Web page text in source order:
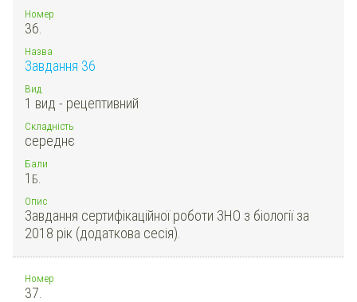
Номер
36.
Назва
Завдання 36
Вид
1 вид - рецептивний
Складність
середнє
Бали
1 Б.
Опис
Завдання сертифікаційної роботи ЗНО з біології за
2018 рік (додаткова сесія).
Номер
37.